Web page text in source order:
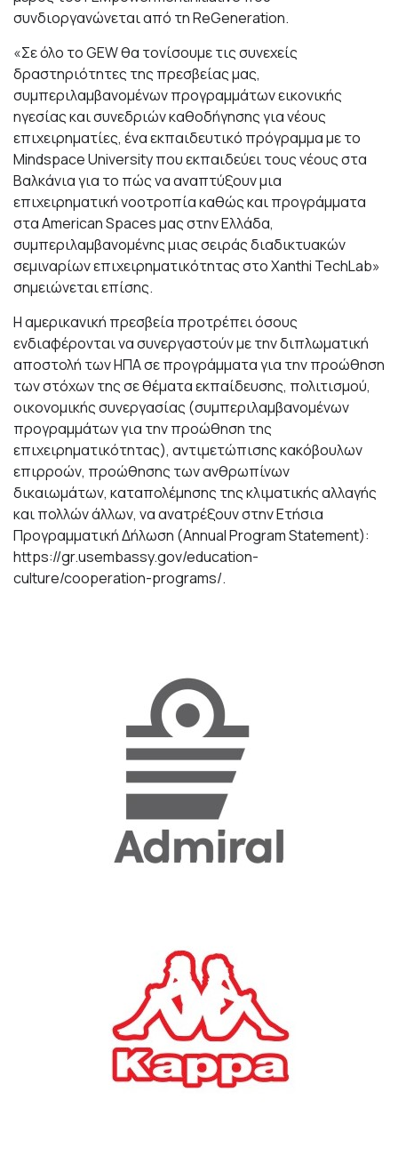
συνδιοργανώνεται από τη ReGeneration.
«Σε όλο το GEW θα τονίσουμε τις συνεχείς
δραστηριότητες της πρεσβείας μας,
συμπεριλαμβανομένων προγραμμάτων εικονικής
ηγεσίας και συνεδριών καθοδήγησης για νέους
επιχειρηματίες, ένα εκπαιδευτικό πρόγραμμα με το
Mindspace University που εκπαιδεύει τους νέους στα
Βαλκάνια για το πώς να αναπτύξουν μια
επιχειρηματική νοοτροπία καθώς και προγράμματα
στα American Spaces μας στην Ελλάδα,
συμπεριλαμβανομένης μιας σειράς διαδικτυακών
σεμιναρίων επιχειρηματικότητας στο Xanthi TechLab»
σημειώνεται επίσης.
Η αμερικανική πρεσβεία προτρέπει όσους
ενδιαφέρονται να συνεργαστούν με την διπλωματική
αποστολή των ΗΠΑ σε προγράμματα για την προώθηση
των στόχων της σε θέματα εκπαίδευσης, πολιτισμού,
οικονομικής συνεργασίας (συμπεριλαμβανομένων
προγραμμάτων για την προώθηση της
επιχειρηματικότητας), αντιμετώπισης κακόβουλων
επιρροών, προώθησης των ανθρωπίνων
δικαιωμάτων, καταπολέμησης της κλιματικής αλλαγής
και πολλών άλλων, να ανατρέξουν στην Ετήσια
Προγραμματική Δήλωση (Annual Program Statement):
https://gr.usembassy.gov/education-
culture/cooperation-programs/.